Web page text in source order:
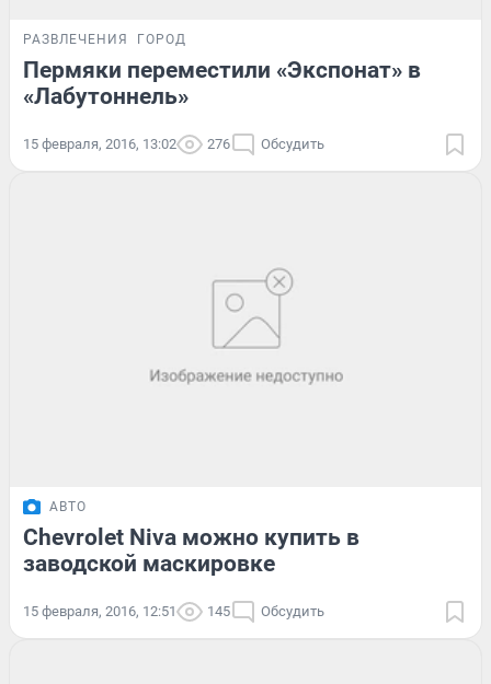
РАЗВЛЕЧЕНИЯ ГОРОД
Пермяки переместили «Экспонат» в
«Лабутоннель»
15 февраля, 2016, 13:02 276 Обсудить
АВТО
Chevrolet Niva можно купить в
заводской маскировке
15 февраля, 2016, 12:51 145 Обсудить